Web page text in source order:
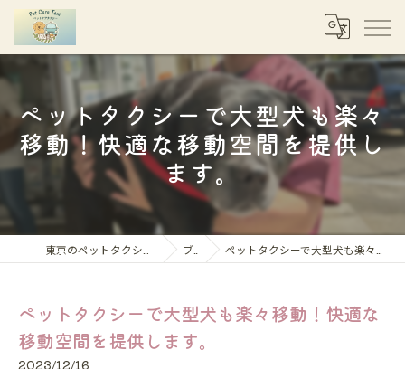
ペットタクシーで大型犬も楽々
移動！快適な移動空間を提供し
ます。
ブログ ペットタクシーで大型犬も楽々移動！快適な移動空間を提供します。
ペットタクシーで大型犬も楽々移動！快適な
移動空間を提供します。
2023/12/16